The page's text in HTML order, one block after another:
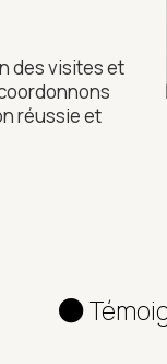
des visites et
réussie et